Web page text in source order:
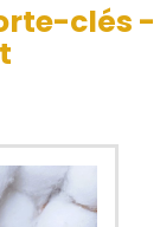
clés -